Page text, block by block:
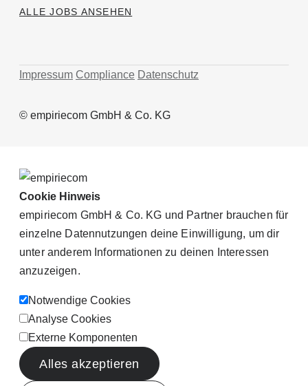
ALLE JOBS ANSEHEN
Impressum Compliance Datenschutz
© empiriecom GmbH & Co. KG
Cookie Hinweis
empiriecom GmbH & Co. KG und Partner brauchen für
einzelne Datennutzungen deine Einwilligung, um dir
unter anderem Informationen zu deinen Interessen
anzuzeigen.
Notwendige Cookies
Analyse Cookies
Externe Komponenten
Alles akzeptieren